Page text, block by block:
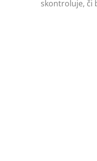
skontroluje, či